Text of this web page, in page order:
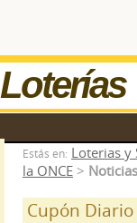
Loterías
Estás en: Loterias y
la ONCE > Noticias
Cupón